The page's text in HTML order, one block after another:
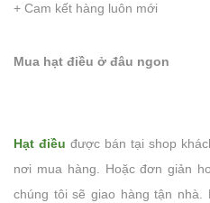
+ Cam kết hàng luôn mới
Mua hạt điều ở đâu ngon
Hạt điều được bán tại shop
nơi mua hàng. Hoặc đơn giản
chúng tôi sẽ giao hàng tận nhà.